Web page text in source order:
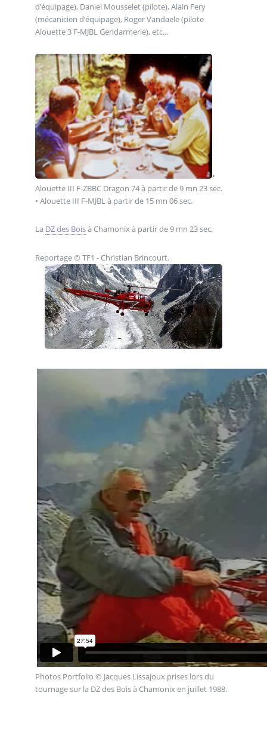
d’équipage), Daniel Mousselet (pilote), Alain Fery
(mécanicien d’équipage), Roger Vandaele (pilote
Alouette 3 F-MJBL Gendarmerie), etc...
•
Alouette III F-ZBBC Dragon 74 à partir de 9 mn 23 sec.
• Alouette III F-MJBL à partir de 15 mn 06 sec.
La DZ des Boisà Chamonix à partir de 9 mn 23 sec.
Reportage © ‎TF1 - Christian Brincourt.
Photos Portfolio © Jacques Lissajoux prises lors du
tournage sur la DZ des Bois à Chamonix en juillet 1988.